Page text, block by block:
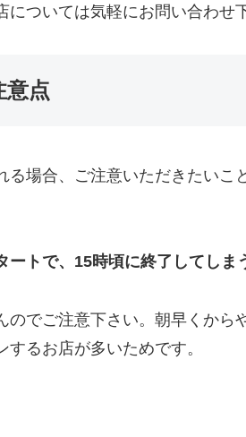
ついては気軽にお問い合わせ
意点
る場合、ご注意いただきたいこ
トで、15時頃に終了してしま
でご注意下さい。朝早くから
るお店が多いためです。